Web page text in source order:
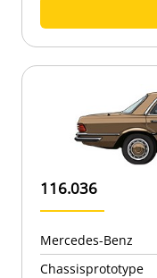
116.036
Mercedes-Benz
Chassisprototype